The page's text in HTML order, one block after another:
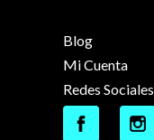
Blog
Mi Cuenta
Redes Sociales